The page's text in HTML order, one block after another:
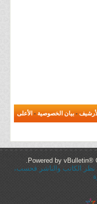
- بيان الخصوصية - الأعلى
Powered by vBulletin®
الكاتب والناشر فحسب،